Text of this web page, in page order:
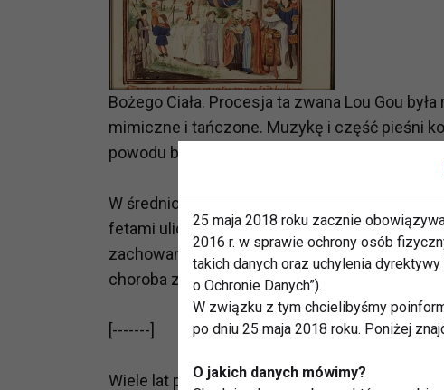
Bożego Ciała. Procesja ta zwana Lou Gou
mimiczne i tańczone. Muzykę i część pieśni
powodu batet ten nazywano monarcha poeta.
W średniowiczu taniec zajął wane miejsce w
fetami ulicznymi, eksplozją powszechnej
zachowania, bardzo często patologiczne. W
choroba zwana szałem tańca.
[-------]
Wiele lat później w Nowej anglii, około roku
25 maja 2018 roku zacznie
2016 r. w sprawie ochrony osób
takich danych oraz uchylenia dyrektywy
o Ochronie Danych”).
W związku z tym chcielibyśmy
po dniu 25 maja 2018 roku. Poniżej
O jakich danych mówimy?